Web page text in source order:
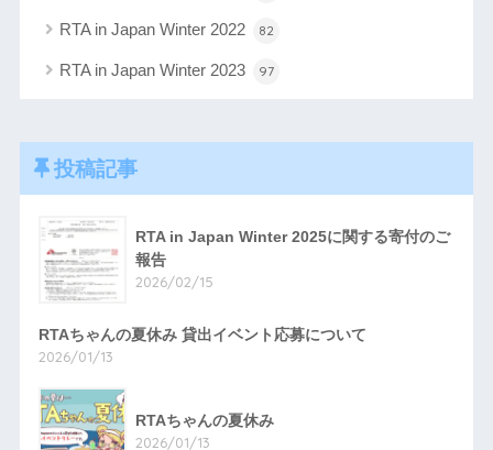
RTA in Japan Winter 2022 82
RTA in Japan Winter 2023 97
投稿記事
RTA in Japan Winter 2025に関する寄付のご
報告
2026/02/15
RTAちゃんの夏休み 貸出イベント応募について
2026/01/13
RTAちゃんの夏休み
2026/01/13